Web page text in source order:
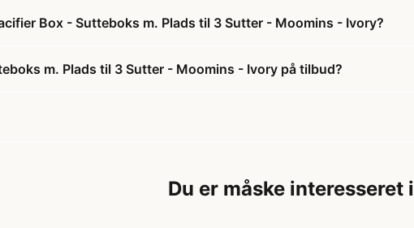
Box - Sutteboks m. Plads til 3 Sutter - Moomins - Ivory?
m. Plads til 3 Sutter - Moomins - Ivory på tilbud?
Du er måske interesseret i